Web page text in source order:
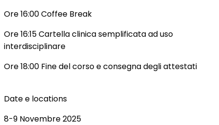
Ore 16:00 Coffee Break
Ore 16:15 Cartella clinica semplificata ad uso
interdisciplinare
Ore 18:00 Fine del corso e consegna degli attestati
Date e locations
8-9 Novembre 2025